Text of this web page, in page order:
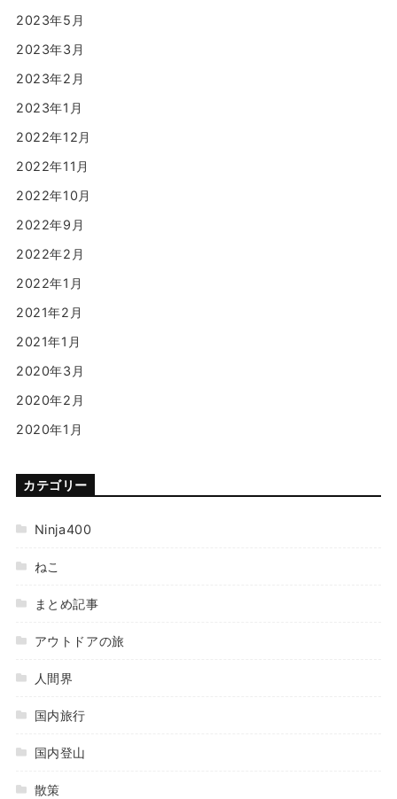
2023年5月
2023年3月
2023年2月
2023年1月
2022年12月
2022年11月
2022年10月
2022年9月
2022年2月
2022年1月
2021年2月
2021年1月
2020年3月
2020年2月
2020年1月
カテゴリー
Ninja400
ねこ
まとめ記事
アウトドアの旅
人間界
国内旅行
国内登山
散策